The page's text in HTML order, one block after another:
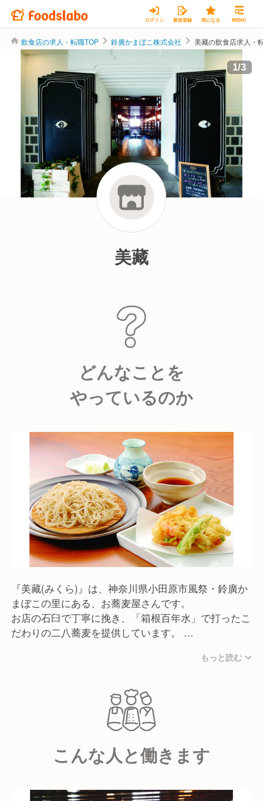
ログイン 新規登録 気になる MENU
飲食店の求人・転職TOP 鈴廣かまぼこ株式会社 美藏の飲食店求人・
鈴廣かまぼこ株式会社 1/3
美藏
どんなことを
やっているのか
『美藏(みくら)』は、神奈川県小田原市風祭・鈴廣か
まぼこの里にある、お蕎麦屋さんです。
お店の石臼で丁寧に挽き、「箱根百年水」で打ったこ
だわりの二八蕎麦を提供しています。
天然木の雄大さと華麗さが共存し、どこかタイムスリ
建物は秋田県旧平鹿郡大森町から移築した国の登録文
化財・総漆塗りの土蔵で、江戸末期から明治期にかけ
て山林王であった菊池家の蔵として使われていたもの
お客様の層としては、アッパーな年代のご夫婦やグル
ープを中心に、ゴールデンウィークや夏休みには3世
もっと読む
こんな人と働きます